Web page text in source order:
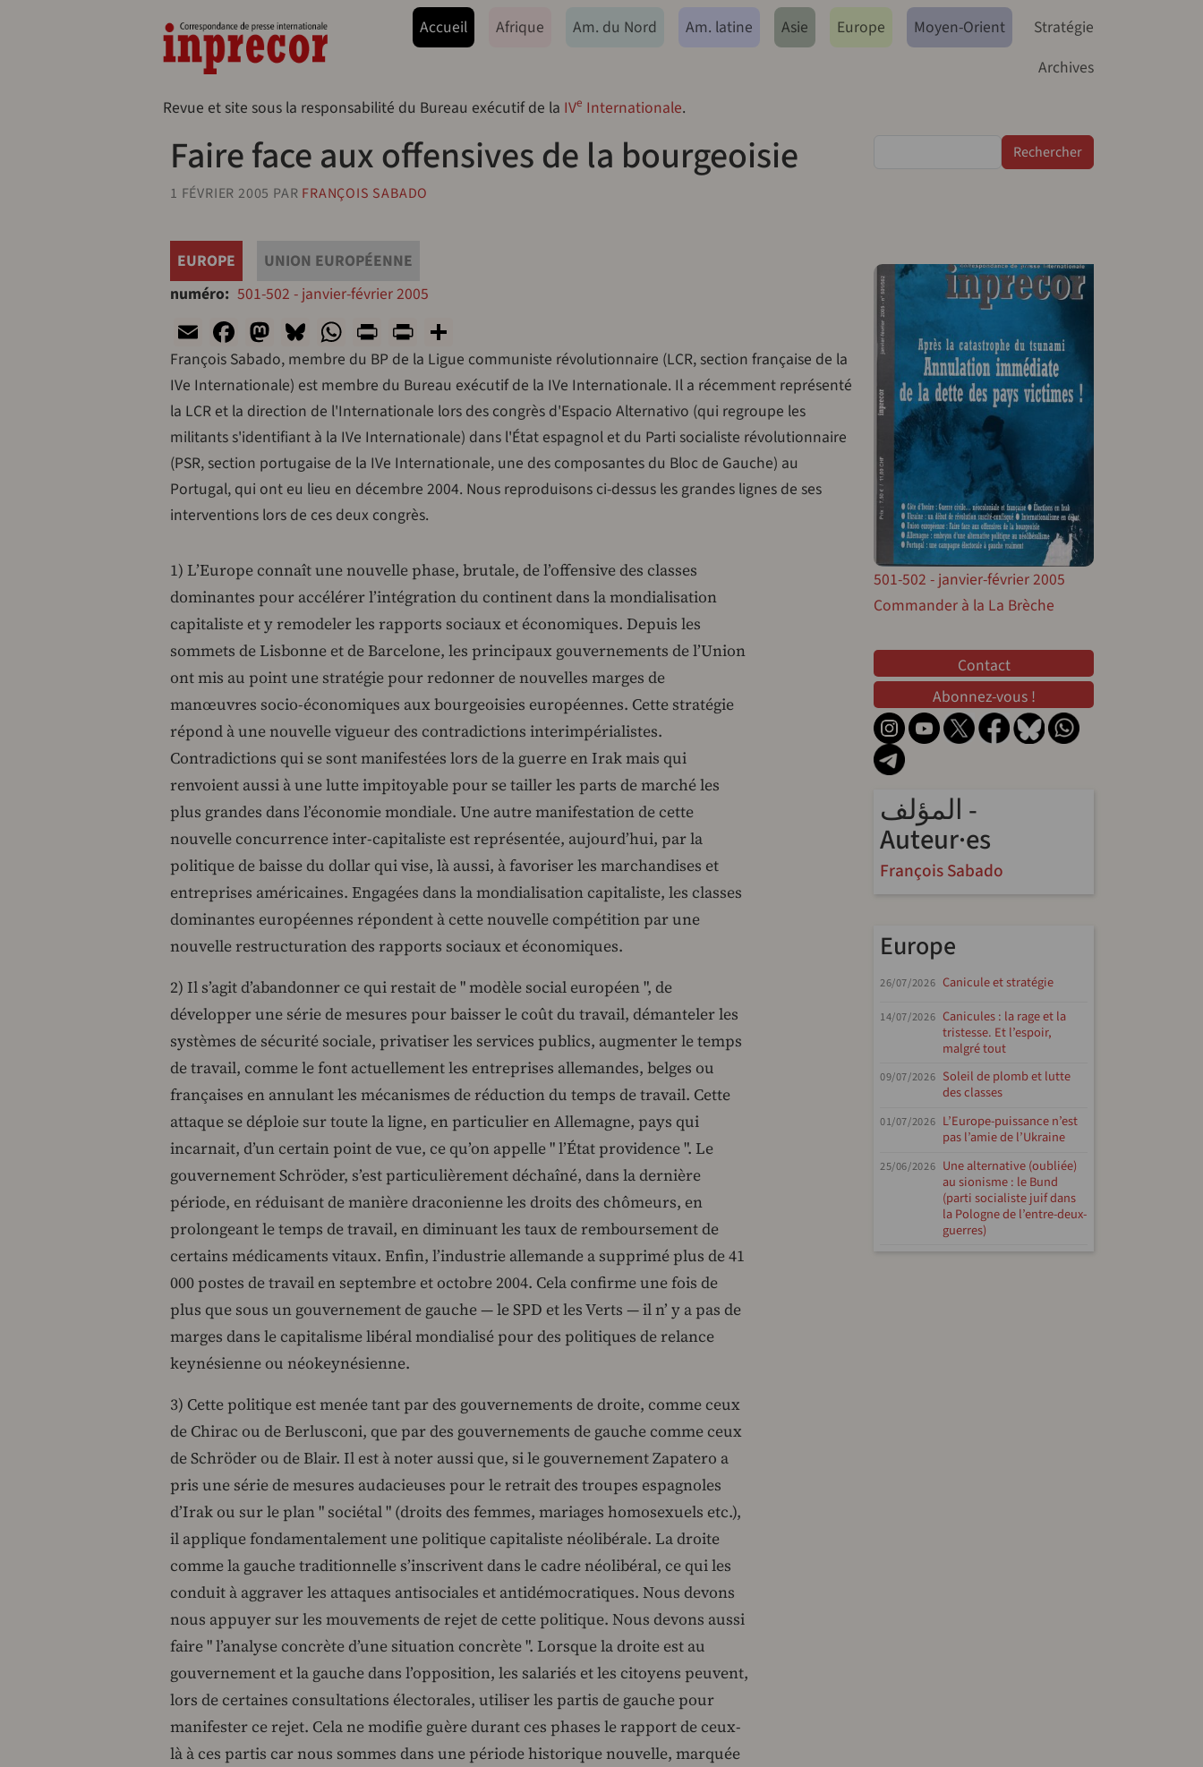
Navegação principal
Accueil Afrique Am. du Nord Am. latine Asie Europe Moyen-Orient
Stratégie
Archives
Revue et site sous la responsabilité du Bureau exécutif de la IVe Internationale.
Faire face aux offensives de la bourgeoisie
1 FÉVRIER 2005 PAR FRANÇOIS SABADO
EUROPE
UNION EUROPÉENNE
numéro 501-502 - janvier-février 2005
EmailFacebook
Mastodon
Bluesky
WhatsApp
PrintPrintFriendly
François Sabado, membre du BP de la Ligue communiste révolutionnaire (LCR, section française de la
IVe Internationale) est membre du Bureau exécutif de la IVe Internationale. Il a récemment représenté
la LCR et la direction de l'Internationale lors des congrès d'Espacio Alternativo (qui regroupe les
militants s'identifiant à la IVe Internationale) dans l'État espagnol et du Parti socialiste révolutionnaire
(PSR, section portugaise de la IVe Internationale, une des composantes du Bloc de Gauche) au
Portugal, qui ont eu lieu en décembre 2004. Nous reproduisons ci-dessus les grandes lignes de ses
interventions lors de ces deux congrès.
1) L’Europe connaît une nouvelle phase, brutale, de l’offensive des classes
dominantes pour accélérer l’intégration du continent dans la mondialisation
capitaliste et y remodeler les rapports sociaux et économiques. Depuis les
sommets de Lisbonne et de Barcelone, les principaux gouvernements de l’Union
ont mis au point une stratégie pour redonner de nouvelles marges de
manœuvres socio-économiques aux bourgeoisies européennes. Cette stratégie
répond à une nouvelle vigueur des contradictions interimpérialistes.
Contradictions qui se sont manifestées lors de la guerre en Irak mais qui
renvoient aussi à une lutte impitoyable pour se tailler les parts de marché les
plus grandes dans l’économie mondiale. Une autre manifestation de cette
nouvelle concurrence inter-capitaliste est représentée, aujourd’hui, par la
politique de baisse du dollar qui vise, là aussi, à favoriser les marchandises et
entreprises américaines. Engagées dans la mondialisation capitaliste, les classes
dominantes européennes répondent à cette nouvelle compétition par une
nouvelle restructuration des rapports sociaux et économiques.
2) Il s’agit d’abandonner ce qui restait de " modèle social européen ", de
développer une série de mesures pour baisser le coût du travail, démanteler les
systèmes de sécurité sociale, privatiser les services publics, augmenter le temps
de travail, comme le font actuellement les entreprises allemandes, belges ou
françaises en annulant les mécanismes de réduction du temps de travail. Cette
attaque se déploie sur toute la ligne, en particulier en Allemagne, pays qui
incarnait, d’un certain point de vue, ce qu’on appelle " l’État providence ". Le
gouvernement Schröder, s’est particulièrement déchaîné, dans la dernière
période, en réduisant de manière draconienne les droits des chômeurs, en
prolongeant le temps de travail, en diminuant les taux de remboursement de
certains médicaments vitaux. Enfin, l’industrie allemande a supprimé plus de 41
000 postes de travail en septembre et octobre 2004. Cela confirme une fois de
plus que sous un gouvernement de gauche — le SPD et les Verts — il n’ y a pas de
marges dans le capitalisme libéral mondialisé pour des politiques de relance
keynésienne ou néokeynésienne.
3) Cette politique est menée tant par des gouvernements de droite, comme ceux
de Chirac ou de Berlusconi, que par des gouvernements de gauche comme ceux
de Schröder ou de Blair. Il est à noter aussi que, si le gouvernement Zapatero a
pris une série de mesures audacieuses pour le retrait des troupes espagnoles
d’Irak ou sur le plan " sociétal " (droits des femmes, mariages homosexuels etc.),
il applique fondamentalement une politique capitaliste néolibérale. La droite
comme la gauche traditionnelle s’inscrivent dans le cadre néolibéral, ce qui les
conduit à aggraver les attaques antisociales et antidémocratiques. Nous devons
nous appuyer sur les mouvements de rejet de cette politique. Nous devons aussi
faire " l’analyse concrète d’une situation concrète ". Lorsque la droite est au
gouvernement et la gauche dans l’opposition, les salariés et les citoyens peuvent,
lors de certaines consultations électorales, utiliser les partis de gauche pour
manifester ce rejet. Cela ne modifie guère durant ces phases le rapport de ceux-
là à ces partis car nous sommes dans une période historique nouvelle, marquée
501-502 - janvier-février 2005
Commander à la La Brèche
Contact
Abonnez-vous !
المؤلف -
Auteur·es
François Sabado
Europe
26/07/2026 Canicule et stratégie
14/07/2026 Canicules : la rage et la
tristesse. Et l’espoir,
malgré tout
09/07/2026 Soleil de plomb et lutte
des classes
01/07/2026 L’Europe-puissance n’est
pas l’amie de l’Ukraine
25/06/2026 Une alternative (oubliée)
au sionisme : le Bund
(parti socialiste juif dans
la Pologne de l’entre-deux-
guerres)